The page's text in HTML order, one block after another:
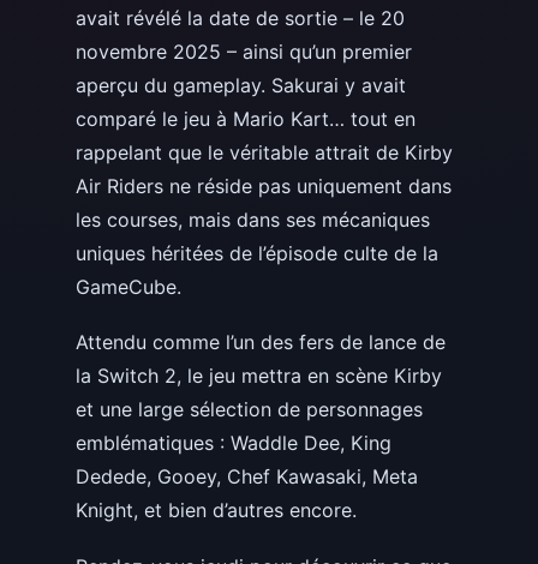
avait révélé la date de sortie – le 20
novembre 2025 – ainsi qu’un premier
aperçu du gameplay. Sakurai y avait
comparé le jeu à Mario Kart… tout en
rappelant que le véritable attrait de Kirby
Air Riders ne réside pas uniquement dans
les courses, mais dans ses mécaniques
uniques héritées de l’épisode culte de la
GameCube.
Attendu comme l’un des fers de lance de
la Switch 2, le jeu mettra en scène Kirby
et une large sélection de personnages
emblématiques : Waddle Dee, King
Dedede, Gooey, Chef Kawasaki, Meta
Knight, et bien d’autres encore.